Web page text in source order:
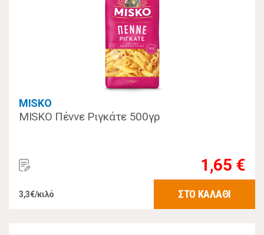
MISKO
MISKO Πέννε Ριγκάτε 500γρ
1,65 €
3,3€/κιλό ΣΤΟ ΚΑΛΑΘΙ